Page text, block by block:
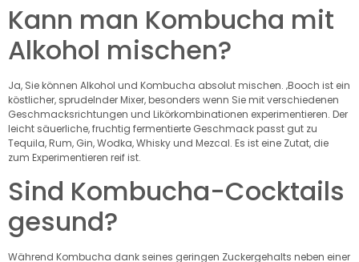
Kann man Kombucha mit
Alkohol mischen?
Ja, Sie können Alkohol und Kombucha absolut mischen. ‚Booch ist ein
köstlicher, sprudelnder Mixer, besonders wenn Sie mit verschiedenen
Geschmacksrichtungen und Likörkombinationen experimentieren. Der
leicht säuerliche, fruchtig fermentierte Geschmack passt gut zu
Tequila, Rum, Gin, Wodka, Whisky und Mezcal. Es ist eine Zutat, die
zum Experimentieren reif ist.
Sind Kombucha-Cocktails
gesund?
Während Kombucha dank seines geringen Zuckergehalts neben einer